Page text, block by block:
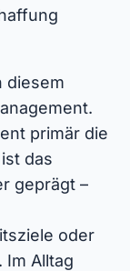
diesem
primär die
das
geprägt –
oder
Im Alltag